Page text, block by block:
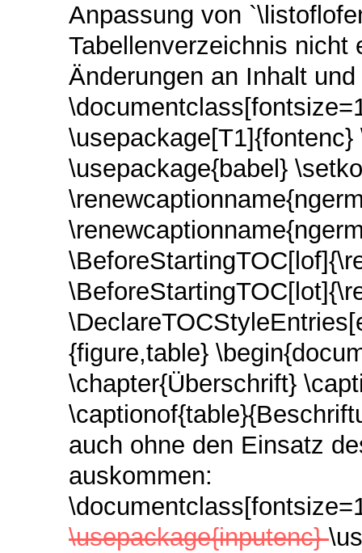
Anpassung von
Tabellenverzeichnis nicht
Änderungen an Inhalt
\usepackage{babel}
{figure,table}
\chapter{Überschrift}
auch ohne den Einsatz
auskommen:
\usepackage{inputenc}